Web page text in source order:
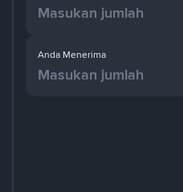
Anda Menerima